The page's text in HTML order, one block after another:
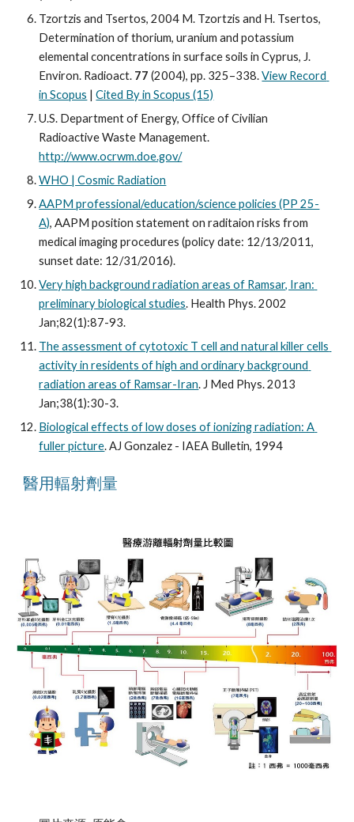
Tzortzis and Tsertos, 2004 M. Tzortzis and H. Tsertos,
Determination of thorium, uranium and potassium
elemental concentrations in surface soils in Cyprus, J.
Environ. Radioact. 77 (2004), pp. 325–338. View Record
in Scopus | Cited By in Scopus (15)
U.S. Department of Energy, Office of Civilian
http://www.ocrwm.doe.gov/
WHO | Cosmic Radiation
AAPM professional/education/science policies (PP 25-
A), AAPM position statement on raditaion risks from
medical imaging procedures (policy date: 12/13/2011,
sunset date: 12/31/2016).
Very high background radiation areas of Ramsar, Iran:
preliminary biological studies. Health Phys. 2002
Jan;82(1):87-93.
The assessment of cytotoxic T cell and natural killer cells
activity in residents of high and ordinary background
radiation areas of Ramsar-Iran. J Med Phys. 2013
Jan;38(1):30-3.
Biological effects of low doses of ionizing radiation: A
fuller picture. AJ Gonzalez - IAEA Bulletin, 1994
醫用輻射劑量